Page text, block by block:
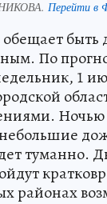
Перейти в
По
1
Ночью
туманно.
районах